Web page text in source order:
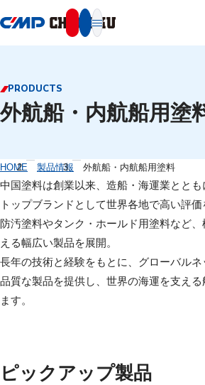
PRODUCTS
外航船・内航船用塗
HOME 製品情報 外航船・内航船用塗料
中国塗料は創業以来、造船・海運業とと
トップブランドとして世界各地で高い評価
防汚塗料やタンク・ホールド用塗料など
える幅広い製品を展開。
長年の技術と経験をもとに、グローバル
品質な製品を提供し、世界の海運を支え
ます。
ピックアップ製品